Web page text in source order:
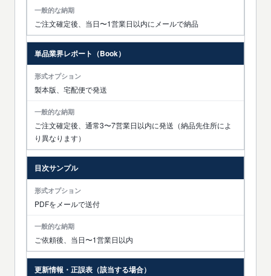
ご注文確定後、当日〜1営業日以内にメールで納品
単品業界レポート（Book）
製本版、宅配便で発送
ご注文確定後、通常3〜7営業日以内に発送（納品先住所によ
り異なります）
目次サンプル
PDFをメールで送付
ご依頼後、当日〜1営業日以内
更新情報・正誤表（該当する場合）